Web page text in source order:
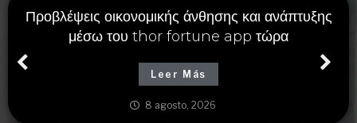
Προβλέψεις οικονομικής άνθησης και ανάπτυξης
μέσω του thor fortune app τώρα
Leer Más
8 agosto, 2026